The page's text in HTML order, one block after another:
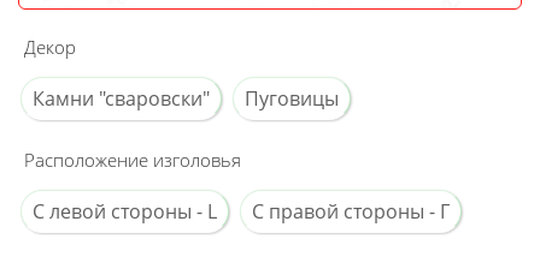
Декор
Камни "сваровски" Пуговицы
Расположение изголовья
С левой стороны - L С правой стороны - Г